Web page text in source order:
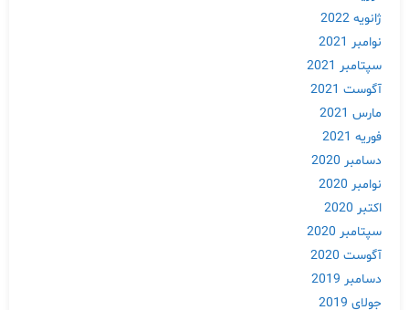
ژانویه 2022
نوامبر 2021
سپتامبر 2021
آگوست 2021
مارس 2021
فوریه 2021
دسامبر 2020
نوامبر 2020
اکتبر 2020
سپتامبر 2020
آگوست 2020
دسامبر 2019
جولای 2019